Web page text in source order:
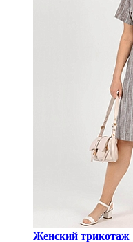
Женский трикотаж